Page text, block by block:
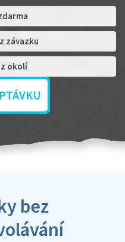
závazku
okolí
bez